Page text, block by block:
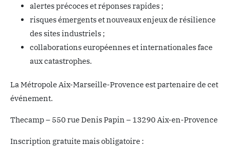
alertes précoces et réponses rapides ;
risques émergents et nouveaux enjeux de résilience
des sites industriels ;
collaborations européennes et internationales face
aux catastrophes.
La Métropole Aix-Marseille-Provence est partenaire de cet
événement.
Thecamp – 550 rue Denis Papin – 13290 Aix-en-Provence
Inscription gratuite mais obligatoire :